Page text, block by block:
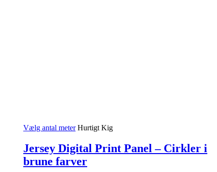
Vælg antal meter Hurtigt Kig
Jersey Digital Print Panel – Cirkler i
brune farver